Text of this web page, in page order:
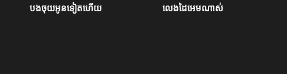
បងចុយអូនទៀតហើយ លេងដៃអេមណាស់